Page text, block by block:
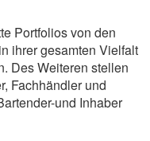
Portfolios von den
ihrer gesamten Vielfalt
Des Weiteren stellen
Fachhändler und
und Inhaber